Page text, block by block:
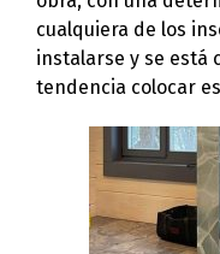
cualquiera de los
instalarse y se está
tendencia colocar